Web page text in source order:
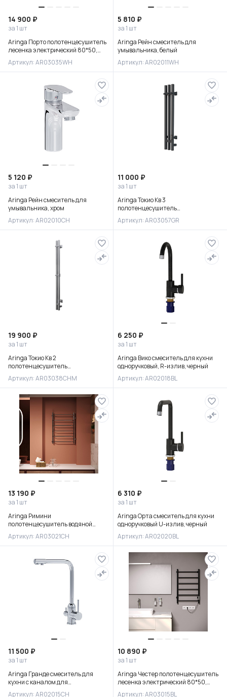
14 900 ₽
за 1 шт
Aringa Порто полотенцесушитель
лесенка электрический 80*50,
белый
Артикул: AR03035WH
5 810 ₽
за 1 шт
Aringa Рейн смеситель для
умывальника, белый
Артикул: AR02011WH
5 120 ₽
за 1 шт
Aringa Рейн смеситель для
умывальника, хром
Артикул: AR02010CH
11 000 ₽
за 1 шт
Aringa Токио Кв 3
полотенцесушитель
вертикальный электрический
75*12,5, графит, AR03057GR
Артикул: AR03057GR
19 900 ₽
за 1 шт
Aringa Токио Кв 2
полотенцесушитель
вертикальный электрический
120*10, матовый хром,
AR03038CHM
Артикул: AR03038CHM
6 250 ₽
за 1 шт
Aringa Вико смеситель для кухни
одноручковый, R-излив, черный
Артикул: AR02018BL
13 190 ₽
за 1 шт
Aringa Римини
полотенцесушитель водяной
50*80*50 с боковым
подключением, хром
Артикул: AR03021CH
6 310 ₽
за 1 шт
Aringa Орта смеситель для кухни
одноручковый U-излив, черный
Артикул: AR02020BL
11 500 ₽
за 1 шт
Aringa Гранде смеситель для
кухни с каналом для
фильтрованной воды, хром
Артикул: AR02015CH
10 890 ₽
за 1 шт
Aringa Честер полотенцесушитель
лесенка электрический 80*50,
черный
Артикул: AR03015BL